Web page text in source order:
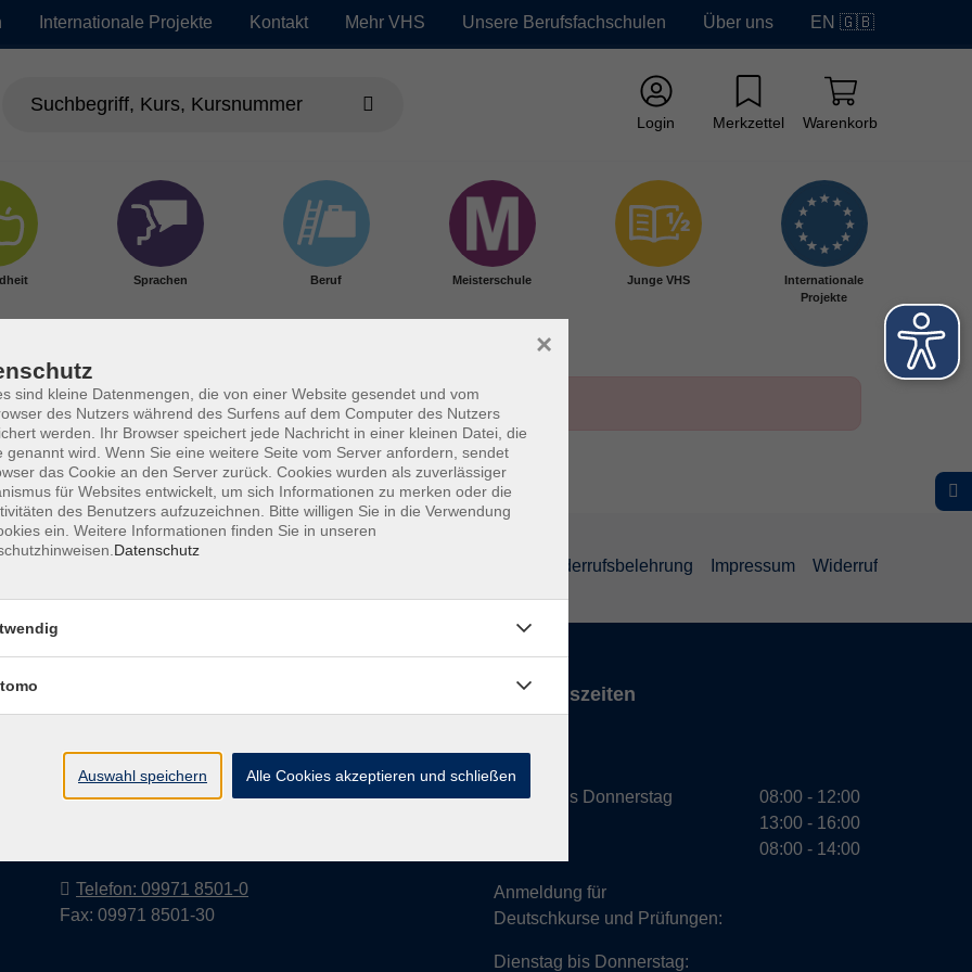
Internationale Projekte Kontakt Mehr VHS Unsere Berufsfachschulen Über uns EN 🇬🇧
Login Merkzettel Warenkorb
Sprachen Beruf Meisterschule Junge VHS
Internationale
Projekte
Widerrufsbelehrung Impressum Widerruf
e.V.
Pfarrer-Seidl-Str. 1
93413 Cham
Telefon: 09971 8501-0
Fax: 09971 8501-30
Öffnungszeiten
VHS
Montag bis Donnerstag
Anmeldung für
Deutschkurse und Prüfungen:
Dienstag bis Donnerstag:
08:00 - 12:00
13:00 - 16:00
08:00 - 14:00
sind kleine Datenmengen, die von einer Website gesendet und vom
des Nutzers während des Surfens auf dem Computer des Nutzers
werden. Ihr Browser speichert jede Nachricht in einer kleinen Datei, die
genannt wird. Wenn Sie eine weitere Seite vom Server anfordern, sendet
das Cookie an den Server zurück. Cookies wurden als zuverlässiger
für Websites entwickelt, um sich Informationen zu merken oder die
des Benutzers aufzuzeichnen. Bitte willigen Sie in die Verwendung
ein. Weitere Informationen finden Sie in unseren
Datenschutz
×
Auswahl speichern Alle Cookies akzeptieren und schließen